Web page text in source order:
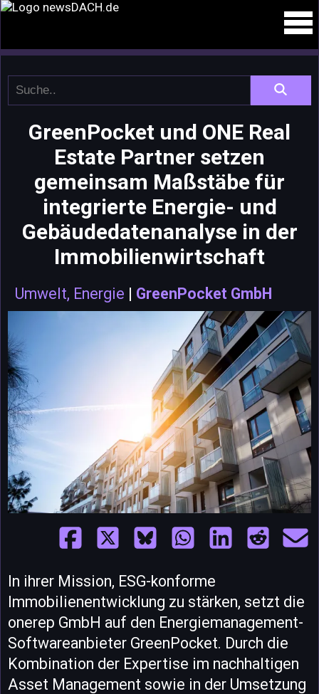
GreenPocket und ONE Real
Estate Partner setzen
gemeinsam Maßstäbe für
integrierte Energie- und
Gebäudedatenanalyse in der
Immobilienwirtschaft
Umwelt, Energie | GreenPocket GmbH
In ihrer Mission, ESG-konforme
Immobilienentwicklung zu stärken, setzt die
onerep GmbH auf den Energiemanagement-
Softwareanbieter GreenPocket. Durch die
Kombination der Expertise im nachhaltigen
Asset Management sowie in der Umsetzung